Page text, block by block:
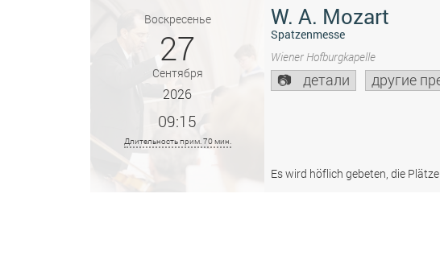
Воскресенье
27
Сентября
2026
09:15
Длительность прим. 70 мин.
W. A. Mozart
Spatzenmesse
Wiener Hofburgkapelle
детали другие
Es wird höflich gebeten, die